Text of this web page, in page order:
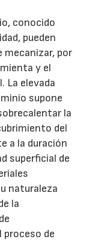
conocido
pueden
mecanizar, por
y el
La elevada
supone
la
del
a la duración
superficial de
naturaleza
la
proceso de